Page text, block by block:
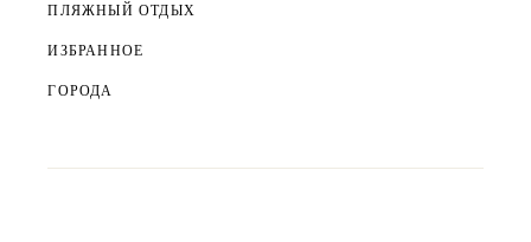
ПЛЯЖНЫЙ ОТДЫХ
ИЗБРАННОЕ
ГОРОДА